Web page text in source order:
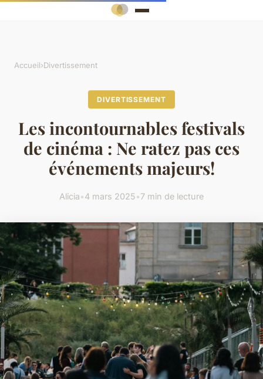
Accueil›Divertissement
DIVERTISSEMENT
Les incontournables festivals
de cinéma : Ne ratez pas ces
événements majeurs!
Alicia•4 mars 2025•7 min de lecture